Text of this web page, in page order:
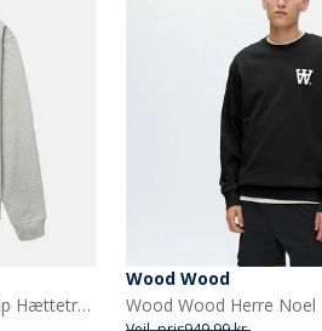
Woodbird Herre Fuji Base Zip Hættetrøje Light Grey Melange
Wood Wood